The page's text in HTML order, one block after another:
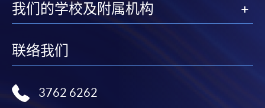
我们的学校及附属机构
联络我们
3762 6262